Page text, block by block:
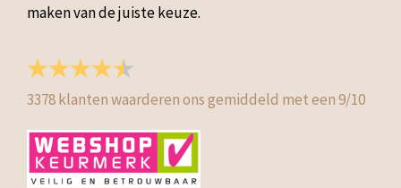
maken van de juiste keuze.
3378klanten waarderen ons gemiddeld met een9/10